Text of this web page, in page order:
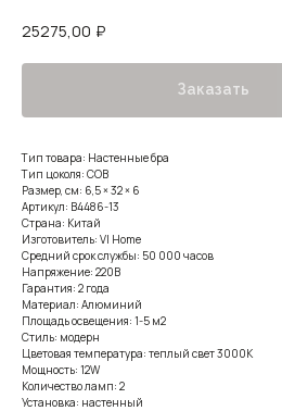
25275,00 ₽
Заказать
Тип товара: Настенные бра
Тип цоколя: COB
Размер, см: 6,5 × 32 × 6
Артикул: B4486-13
Страна: Китай
Изготовитель: VI Home
Средний срок службы: 50 000 часов
Напряжение: 220В
Гарантия: 2 года
Материал: Алюминий
Площадь освещения: 1-5 м2
Стиль: модерн
Цветовая температура: теплый свет 3000К
Мощность: 12W
Количество ламп: 2
Установка: настенный